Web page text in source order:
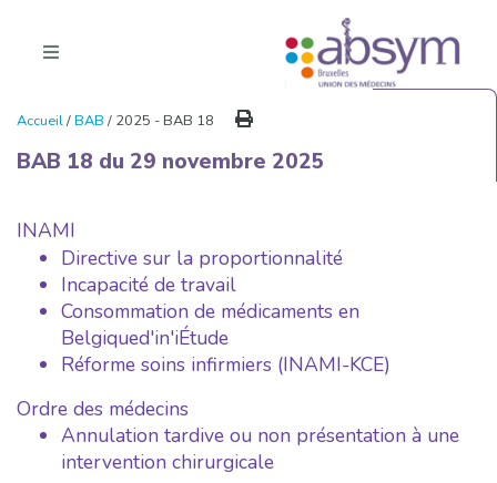
Accueil/BAB / 2025 - BAB 18
BAB 18 du 29 novembre 2025
INAMI
Directive sur la proportionnalité
Incapacité de travail
Consommation de médicaments en
Belgiqued'in'iÉtude
Réforme soins infirmiers (INAMI-KCE)
Ordre des médecins
Annulation tardive ou non présentation à une
intervention chirurgicale